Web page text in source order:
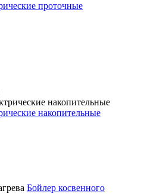
проточные
накопительные
Бойлер косвенного